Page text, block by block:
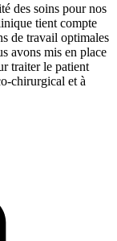
des soins pour nos
tient compte
de travail optimales
avons mis en place
traiter le patient
chirurgical et à